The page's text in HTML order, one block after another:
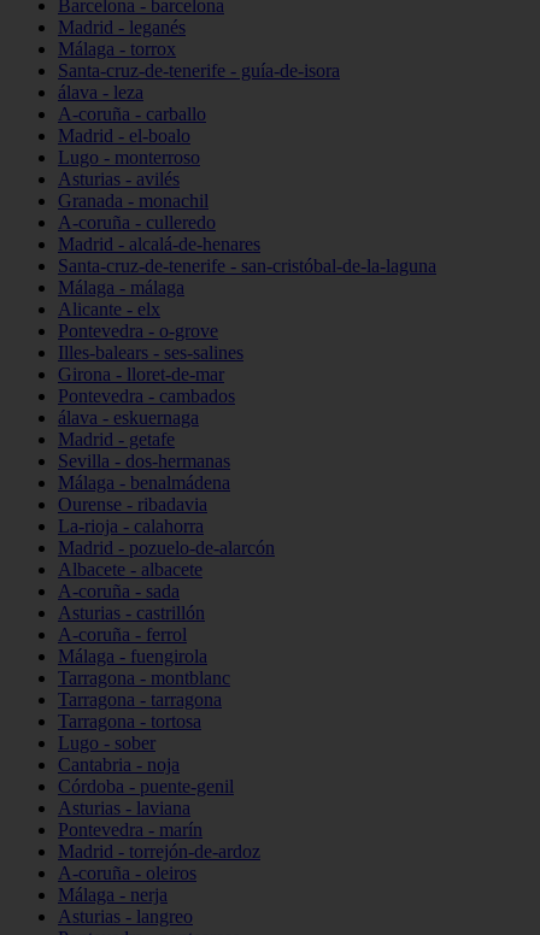
Barcelona - barcelona
Madrid - leganés
Málaga - torrox
Santa-cruz-de-tenerife - guía-de-isora
álava - leza
A-coruña - carballo
Madrid - el-boalo
Lugo - monterroso
Asturias - avilés
Granada - monachil
A-coruña - culleredo
Madrid - alcalá-de-henares
Santa-cruz-de-tenerife - san-cristóbal-de-la-laguna
Málaga - málaga
Alicante - elx
Pontevedra - o-grove
Illes-balears - ses-salines
Girona - lloret-de-mar
Pontevedra - cambados
álava - eskuernaga
Madrid - getafe
Sevilla - dos-hermanas
Málaga - benalmádena
Ourense - ribadavia
La-rioja - calahorra
Madrid - pozuelo-de-alarcón
Albacete - albacete
A-coruña - sada
Asturias - castrillón
A-coruña - ferrol
Málaga - fuengirola
Tarragona - montblanc
Tarragona - tarragona
Tarragona - tortosa
Lugo - sober
Cantabria - noja
Córdoba - puente-genil
Asturias - laviana
Pontevedra - marín
Madrid - torrejón-de-ardoz
A-coruña - oleiros
Málaga - nerja
Asturias - langreo